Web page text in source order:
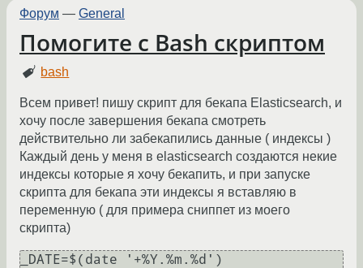
Форум — General
Помогите с Bash скриптом
bash
Всем привет! пишу скрипт для бекапа Elasticsearch, и
хочу после завершения бекапа смотреть
действительно ли забекапились данные ( индексы )
Каждый день у меня в elasticsearch создаются некие
индексы которые я хочу бекапить, и при запуске
скрипта для бекапа эти индексы я вставляю в
переменную ( для примера сниппет из моего
скрипта)
_DATE=$(date '+%Y.%m.%d')